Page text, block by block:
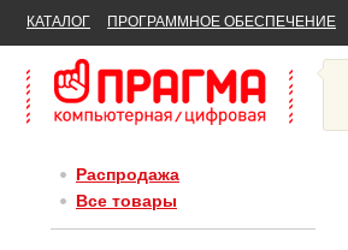
КАТАЛОГ ПРОГРАММНОЕ ОБЕСПЕЧЕНИЕ
Распродажа
Все товары